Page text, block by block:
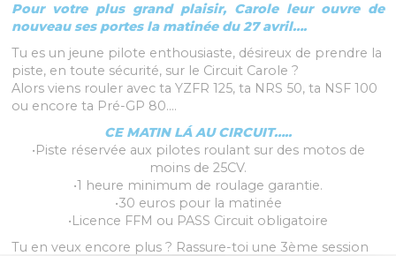
Pour votre plus grand plaisir, Carole leur ouvre de
nouveau ses portes la matinée du 27 avril….
Tu es un jeune pilote enthousiaste, désireux de prendre la
piste, en toute sécurité, sur le Circuit Carole ?
Alors viens rouler avec ta YZFR 125, ta NRS 50, ta NSF 100
ou encore ta Pré-GP 80….
CE MATIN LÁ AU CIRCUIT…..
•Piste réservée aux pilotes roulant sur des motos de
moins de 25CV.
•1 heure minimum de roulage garantie.
•30 euros pour la matinée
•Licence FFM ou PASS Circuit obligatoire
Tu en veux encore plus ? Rassure-toi une 3ème session